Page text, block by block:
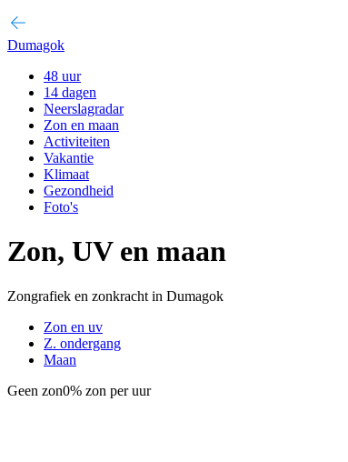
Dumagok
48 uur
14 dagen
Neerslagradar
Zon en maan
Activiteiten
Vakantie
Klimaat
Gezondheid
Foto's
Zon, UV en maan
Zongrafiek en zonkracht in Dumagok
Zon en uv
Z. ondergang
Maan
Geen zon0% zon per uur